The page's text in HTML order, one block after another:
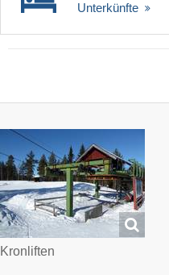
Unterkünfte
Kronliften